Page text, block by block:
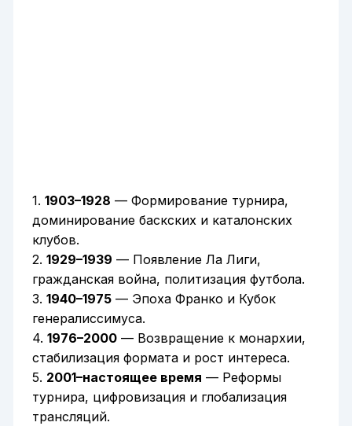
1. 1903–1928 — Формирование турнира,
доминирование баскских и каталонских
клубов.
2. 1929–1939 — Появление Ла Лиги,
гражданская война, политизация футбола.
3. 1940–1975— Эпоха Франко и Кубок
генералиссимуса.
4. 1976–2000— Возвращение к монархии,
стабилизация формата и рост интереса.
5. 2001–настоящее время — Реформы
турнира, цифровизация и глобализация
трансляций.